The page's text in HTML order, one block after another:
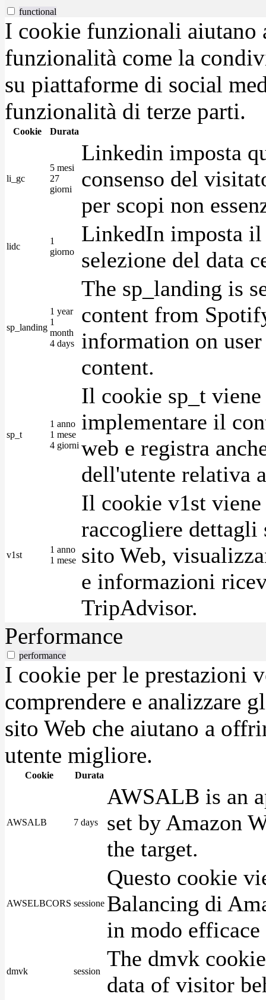
functional
I cookie funzionali aiutano
funzionalità come la
su piattaforme di social
funzionalità di terze parti.
Cookie Durata
li_gc
5 mesi
27
giorni
Linkedin imposta
consenso del
per scopi non
lidc
1
giorno
LinkedIn imposta
selezione del data
sp_landing
1 year
1
month
4 days
The sp_landing is
content from
information on
content.
sp_t
1 anno
1 mese
4 giorni
Il cookie sp_t
implementare il
web e registra
dell'utente relativa
v1st
1 anno
1 mese
Il cookie v1st
raccogliere
sito Web,
e informazioni
TripAdvisor.
Performance
performance
I cookie per le prestazioni
comprendere e analizzare
sito Web che aiutano a
utente migliore.
Cookie Durata
AWSALB 7 days
AWSALB is an
set by Amazon
the target.
AWSELBCORS sessione
Questo cookie
Balancing di
in modo
dmvk session
The dmvk
data of visitor